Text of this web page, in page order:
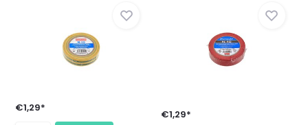
€1,29*
€1,29*